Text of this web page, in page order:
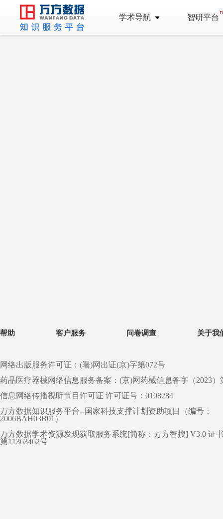
学术导航 智研平台
帮助 客户服务 问卷调查 关于我
网络出版服务许可证：(署)网出证(京)字第072号
药品医疗器械网络信息服务备案：(京)网药械信息备字（2023）
信息网络传播视听节目许可证 许可证号：0108284
万方数据知识服务平台--国家科技支撑计划资助项目（编号：
2006BAH03B01）
万方数据学术资源发现获取服务系统[简称：万方智搜] V3.0 证
第11363462号